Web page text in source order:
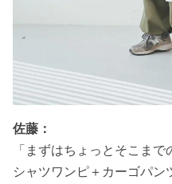
佐藤：
「まずはちょっとそこま
シャツワンピ＋カーゴパン